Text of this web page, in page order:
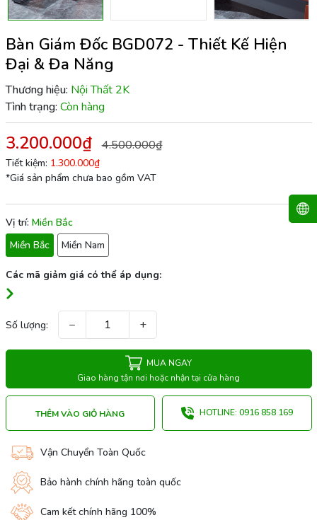
Bàn Giám Đốc BGD072 - Thiết Kế Hiện
Đại & Đa Năng
Thương hiệu: Nội Thất 2K
Tình trạng: Còn hàng
3.200.000₫ 4.500.000₫
Tiết kiệm: 1.300.000₫
*Giá sản phẩm chưa bao gồm VAT
Vị trí: Miền Bắc
Miền Bắc
Miền Nam
Các mã giảm giá có thể áp dụng:
Số lượng: − +
MUA NGAY
Giao hàng tận nơi hoặc nhận tại cửa hàng
THÊM VÀO GIỎ HÀNG HOTLINE: 0916 858 169
Vận Chuyển Toàn Quốc
Bảo hành chính hãng toàn quốc
Cam kết chính hãng 100%